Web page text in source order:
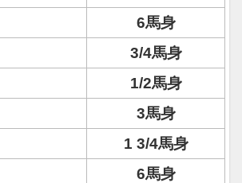
6馬身
3/4馬身
1/2馬身
3馬身
1 3/4馬身
6馬身